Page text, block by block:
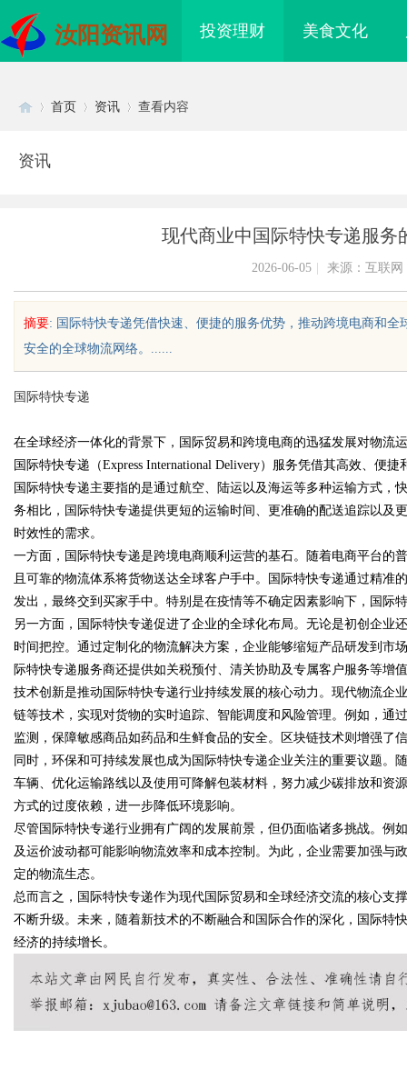
汝阳资讯网 投资理财 美食文化
!
Bo
首页 资讯 查看内容
资讯
现代商业中国际特快专递服务
2026-06-05 来源：互联网
摘要: 国际特快专递凭借快速、便捷的服务优势，推动跨境电商和
安全的全球物流网络。......
国际特快专递
在全球经济一体化的背景下，国际贸易和跨境电商的迅猛发展对物流
国际特快专递（Express International Delivery）服务凭借其高效、便
国际特快专递主要指的是通过航空、陆运以及海运等多种运输方式，
务相比，国际特快专递提供更短的运输时间、更准确的配送追踪以及
时效性的需求。
一方面，国际特快专递是跨境电商顺利运营的基石。随着电商平台的
且可靠的物流体系将货物送达全球客户手中。国际特快专递通过精
发出，最终交到买家手中。特别是在疫情等不确定因素影响下，国际
另一方面，国际特快专递促进了企业的全球化布局。无论是初创企业
时间把控。通过定制化的物流解决方案，企业能够缩短产品研发到市
际特快专递服务商还提供如关税预付、清关协助及专属客户服务等增
技术创新是推动国际特快专递行业持续发展的核心动力。现代物流
链等技术，实现对货物的实时追踪、智能调度和风险管理。例如，通
监测，保障敏感商品如药品和生鲜食品的安全。区块链技术则增强了
同时，环保和可持续发展也成为国际特快专递企业关注的重要议题
车辆、优化运输路线以及使用可降解包装材料，努力减少碳排放和资
方式的过度依赖，进一步降低环境影响。
尽管国际特快专递行业拥有广阔的发展前景，但仍面临诸多挑战。例
及运价波动都可能影响物流效率和成本控制。为此，企业需要加强与
定的物流生态。
总而言之，国际特快专递作为现代国际贸易和全球经济交流的核心支
不断升级。未来，随着新技术的不断融合和国际合作的深化，国际特
经济的持续增长。
眼镜 上海配眼镜